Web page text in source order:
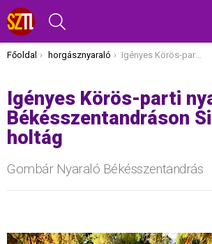
Itt vagy most:
Főoldal horgásznyaraló Igényes Körös-parti nyaraló kiadó Békésszentandráson Siratói holtág
Igényes Körös-parti
Békésszentandráson
holtág
Gombár Nyaraló Békésszentandrás